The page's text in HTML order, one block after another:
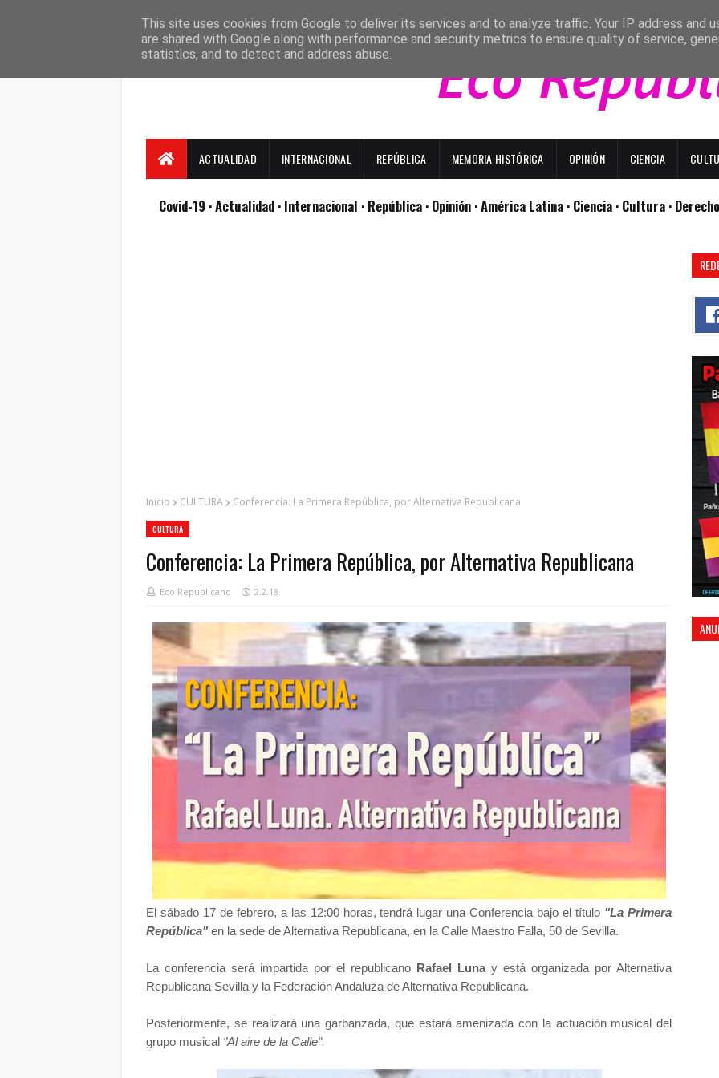
ACTUALIDAD INTERNACIONAL REPÚBLICA MEMORIA HISTÓRICA OPINIÓN CIENCIA
Covid-19 · Actualidad · Internacional · República · Opinión · América Latina · Ciencia · Cultura ·
Inicio CULTURA Conferencia: La Primera República, por Alternativa Republicana
CULTURA
Conferencia: La Primera República, por Alternativa Republicana
Eco Republicano 2.2.18
El sábado 17 de febrero, a las 12:00 horas, tendrá lugar una Conferencia bajo el título "La Primera
República"en la sede de Alternativa Republicana, en la Calle Maestro Falla, 50 de Sevilla.
La conferencia será impartida por el republicano Rafael Lunay está organizada por Alternativa
Republicana Sevilla y la Federación Andaluza de Alternativa Republicana.
Posteriormente, se realizará una garbanzada, que estará amenizada con la actuación musical del
grupo musical "Al aire de la Calle".
This site uses cookies from Google to deliver its services and to analyze traffic. Your IP address and
are shared with Google along with performance and security metrics to ensure quality of service,
statistics, and to detect and address abuse.